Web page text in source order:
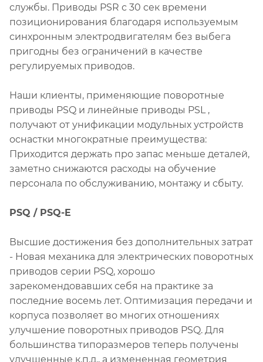
службы. Приводы PSR с 30 сек времени
позиционирования благодаря используемым
синхронным электродвигателям без выбега
пригодны без ограничений в качестве
регулируемых приводов.
Наши клиенты, применяющие поворотные
приводы PSQ и линейные приводы PSL ,
получают от унификации модульных устройств
оснастки многократные преимущества:
Приходится держать про запас меньше деталей,
заметно снижаются расходы на обучение
персонала по обслуживанию, монтажу и сбыту.
PSQ / PSQ-E
Высшие достижения без дополнительных затрат
- Новая механика для электрических поворотных
приводов серии PSQ, хорошо
зарекомендовавших себя на практике за
последние восемь лет. Оптимизация передачи и
корпуса позволяет во многих отношениях
улучшение поворотных приводов PSQ. Для
большинства типоразмеров теперь получены
улучшенные к.п.д., а измененная геометрия